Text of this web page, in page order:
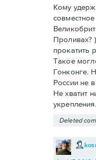
Кому
Проливах?
прокатить
Такое
Гонконге.
России не
Не хватит
укрепления.
Deleted